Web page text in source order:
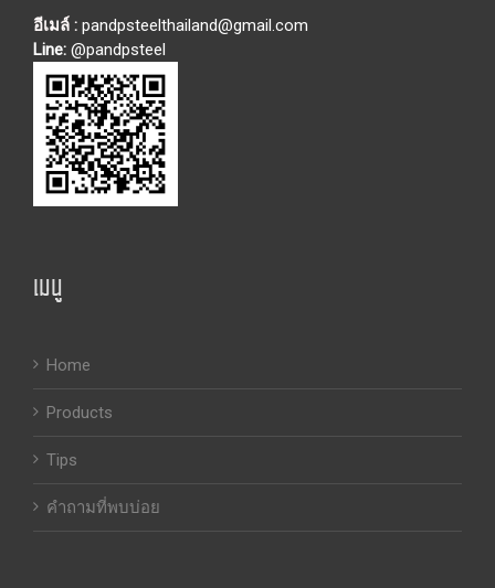
อีเมล์ : pandpsteelthailand@gmail.com
Line: @pandpsteel
เมนู
Home
Products
Tips
คำถามที่พบบ่อย